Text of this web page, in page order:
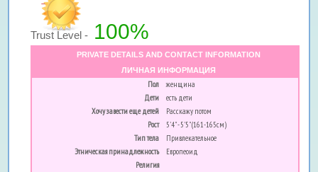
Trust Level - 100%
PRIVATE DETAILS AND CONTACT INFORMATION
ЛИЧНАЯ ИНФОРМАЦИЯ
Пол
женщина
Дети
есть дети
Хочу завести еще детей
Расскажу потом
Рост
5'4" - 5'5" (161-165см)
Тип тела
Привлекательное
Этническая принадлежность
Европеоид
Религия